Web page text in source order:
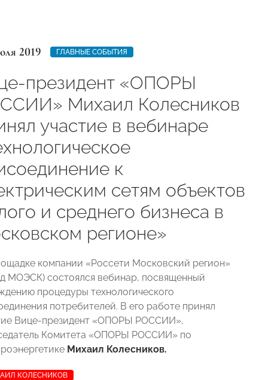
2019 ГЛАВНЫЕ СОБЫТИЯ
президент «ОПОРЫ
Михаил Колесников
участие в вебинаре
к
сетям объектов
и среднего бизнеса в
регионе»
компании «Россети Московский регион»
МОЭСК) состоялся вебинар, посвященный
процедуры технологического
потребителей. В его работе принял
Вице-президент «ОПОРЫ РОССИИ»,
Комитета «ОПОРЫ РОССИИ» по
Михаил Колесников.
КОЛЕСНИКОВ